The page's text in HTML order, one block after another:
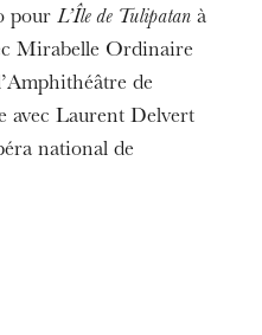
pourL’Île de Tulipatan à
Mirabelle Ordinaire
de
avec Laurent Delvert
national de